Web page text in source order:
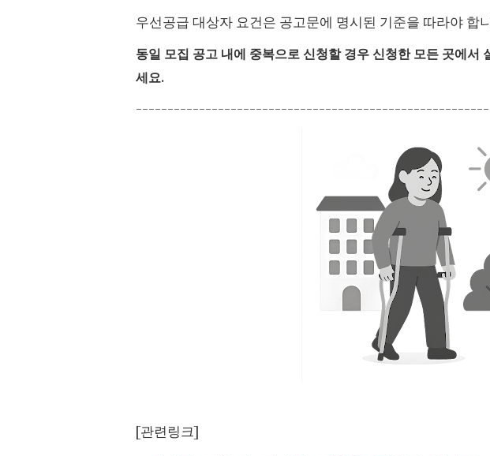
우선공급 대상자 요건은 공고문에 명시된 기준을 따라야 합
동일 모집 공고 내에 중복으로 신청할 경우 신청한 모든 곳에서
세요.
[관련링크]